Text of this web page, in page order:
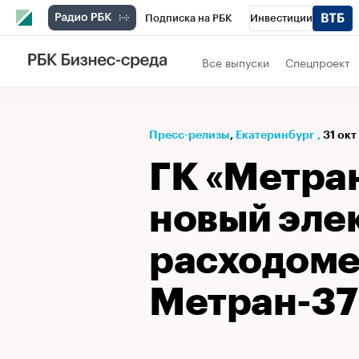
Подписка на РБК Инвестиции
РБК Вино
Проверка контрагентов
Все выпуски Спецпроект
Пресс-релизы⁠, Екатеринбург , 31
ГК
новый
Метран-